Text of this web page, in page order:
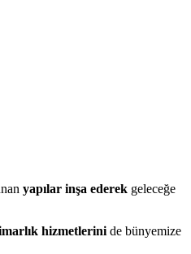
yapılar inşa ederek geleceğe
hizmetlerini de bünyemize